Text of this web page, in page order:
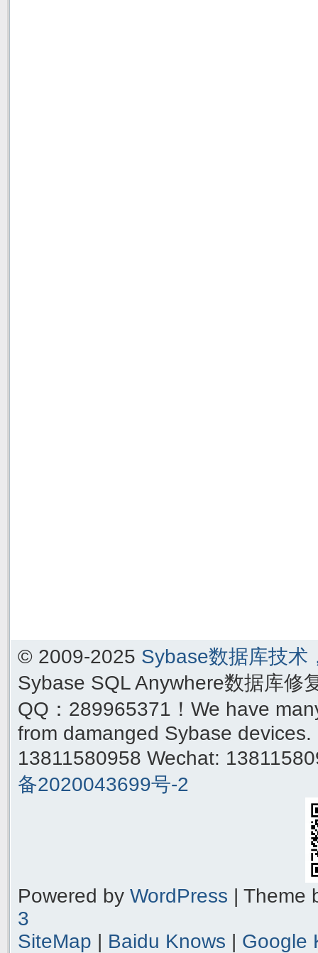
© 2009-2025 Sybase数据库技术
Sybase SQL Anywhere数据库修
QQ：289965371！We have
from damanged Sybase
13811580958 Wechat:
备2020043699号-2
Powered by WordPress | Theme
3
SiteMap | Baidu Knows | Google